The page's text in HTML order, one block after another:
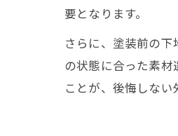
要となります。
さらに、塗装前の
の状態に合った素
ことが、後悔しない